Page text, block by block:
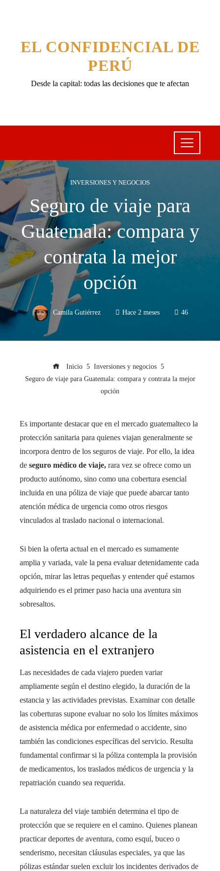
EL CONFIDENCIAL DE
PERÚ
Desde la capital: todas las decisiones que te afectan
INVERSIONES Y NEGOCIOS
Seguro de viaje para
Guatemala: compara y
contrata la mejor
opción
Camila Gutiérrez Hace 2 meses 46
Inicio
Inversiones y negocios
Seguro de viaje para Guatemala: compara y contrata la mejor
opción
Es importante destacar que en el mercado guatemalteco la
protección sanitaria para quienes viajan generalmente se
incorpora dentro de los seguros de viaje. Por ello, la idea
de seguro médico de viaje, rara vez se ofrece como un
producto autónomo, sino como una cobertura esencial
incluida en una póliza de viaje que puede abarcar tanto
atención médica de urgencia como otros riesgos
vinculados al traslado nacional o internacional.
Si bien la oferta actual en el mercado es sumamente
amplia y variada, vale la pena evaluar detenidamente cada
opción, mirar las letras pequeñas y entender qué estamos
adquiriendo es el primer paso hacia una aventura sin
sobresaltos.
El verdadero alcance de la
asistencia en el extranjero
Las necesidades de cada viajero pueden variar
ampliamente según el destino elegido, la duración de la
estancia y las actividades previstas. Examinar con detalle
las coberturas supone evaluar no solo los límites máximos
de asistencia médica por enfermedad o accidente, sino
también las condiciones específicas del servicio. Resulta
fundamental confirmar si la póliza contempla la provisión
de medicamentos, los traslados médicos de urgencia y la
repatriación cuando sea requerida.
La naturaleza del viaje también determina el tipo de
protección que se requiere en el camino. Quienes planean
practicar deportes de aventura, como esquí, buceo o
senderismo, necesitan cláusulas especiales, ya que las
pólizas estándar suelen excluir los incidentes derivados de